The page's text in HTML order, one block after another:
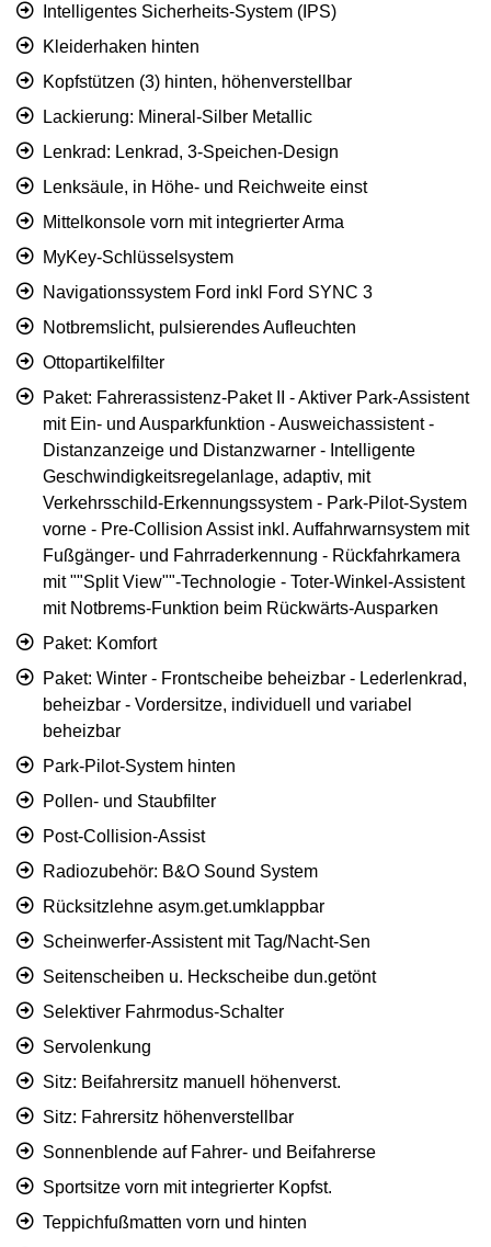
Intelligentes Sicherheits-System (IPS)
Kleiderhaken hinten
Kopfstützen (3) hinten, höhenverstellbar
Lackierung: Mineral-Silber Metallic
Lenkrad: Lenkrad, 3-Speichen-Design
Lenksäule, in Höhe- und Reichweite einst
Mittelkonsole vorn mit integrierter Arma
MyKey-Schlüsselsystem
Navigationssystem Ford inkl Ford SYNC 3
Notbremslicht, pulsierendes Aufleuchten
Ottopartikelfilter
Paket: Fahrerassistenz-Paket II - Aktiver Park-Assistent
mit Ein- und Ausparkfunktion - Ausweichassistent -
Distanzanzeige und Distanzwarner - Intelligente
Geschwindigkeitsregelanlage, adaptiv, mit
Verkehrsschild-Erkennungssystem - Park-Pilot-System
vorne - Pre-Collision Assist inkl. Auffahrwarnsystem mit
Fußgänger- und Fahrraderkennung - Rückfahrkamera
mit ""Split View""-Technologie - Toter-Winkel-Assistent
mit Notbrems-Funktion beim Rückwärts-Ausparken
Paket: Komfort
Paket: Winter - Frontscheibe beheizbar - Lederlenkrad,
beheizbar - Vordersitze, individuell und variabel
beheizbar
Park-Pilot-System hinten
Pollen- und Staubfilter
Post-Collision-Assist
Radiozubehör: B&O Sound System
Rücksitzlehne asym.get.umklappbar
Scheinwerfer-Assistent mit Tag/Nacht-Sen
Seitenscheiben u. Heckscheibe dun.getönt
Selektiver Fahrmodus-Schalter
Servolenkung
Sitz: Beifahrersitz manuell höhenverst.
Sitz: Fahrersitz höhenverstellbar
Sonnenblende auf Fahrer- und Beifahrerse
Sportsitze vorn mit integrierter Kopfst.
Teppichfußmatten vorn und hinten